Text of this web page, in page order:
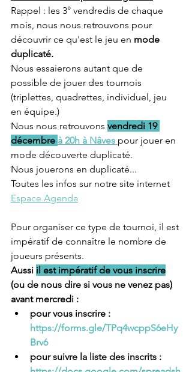
Rappel : les 3° vendredis de chaque
mois, nous nous retrouvons pour
découvrir ce qu'est le jeu en mode
duplicaté.
Nous essaierons autant que de
possible de jouer des tournois
(triplettes, quadrettes, individuel, jeu
en équipe.)
Nous nous retrouvons vendredi 19
décembre à 20h à Nâves pour jouer en
mode découverte duplicaté.
Nous jouerons en duplicaté...
Toutes les infos sur notre site internet
Espace Agenda
Pour organiser ce type de tournoi, il est
impératif de connaître le nombre de
joueurs présents.
Aussi il est impératif de vous inscrire
(ou de nous dire si vous ne venez pas)
avant mercredi :
pour vous inscrire :
https://forms.gle/TPq4wcppS6eHy
Brv6
pour suivre la liste des inscrits :